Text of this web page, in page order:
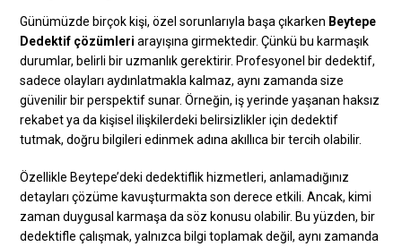
Günümüzde birçok kişi, özel sorunlarıyla başa çıkarken Beytepe
Dedektif çözümleri arayışına girmektedir. Çünkü bu karmaşık
durumlar, belirli bir uzmanlık gerektirir. Profesyonel bir dedektif,
sadece olayları aydınlatmakla kalmaz, aynı zamanda size
güvenilir bir perspektif sunar. Örneğin, iş yerinde yaşanan haksız
rekabet ya da kişisel ilişkilerdeki belirsizlikler için dedektif
tutmak, doğru bilgileri edinmek adına akıllıca bir tercih olabilir.
Özellikle Beytepe’deki dedektiflik hizmetleri, anlamadığınız
detayları çözüme kavuşturmakta son derece etkili. Ancak, kimi
zaman duygusal karmaşa da söz konusu olabilir. Bu yüzden, bir
dedektifle çalışmak, yalnızca bilgi toplamak değil, aynı zamanda